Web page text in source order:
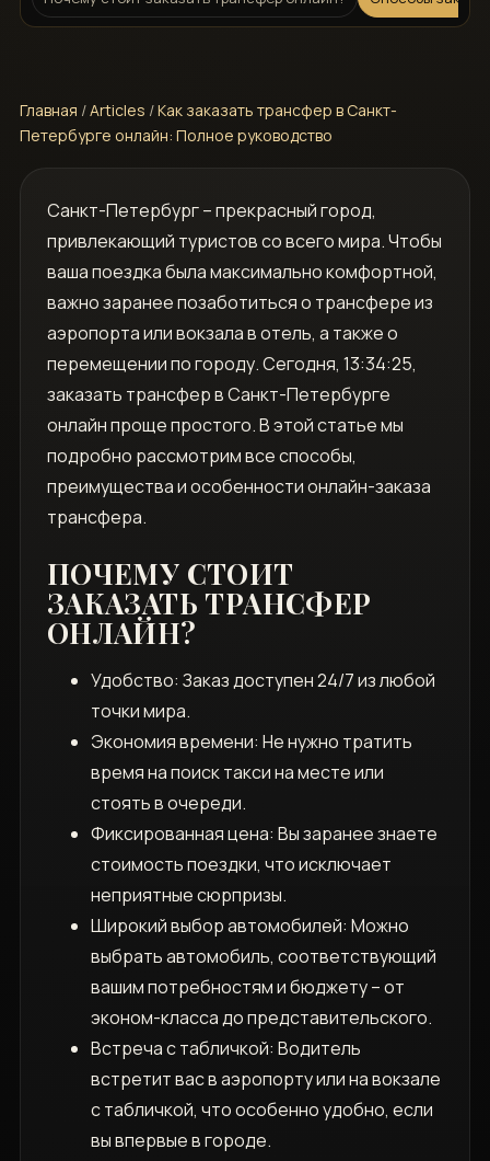
Главная /Articles /Как заказать трансфер в Санкт-
Петербурге онлайн: Полное руководство
Санкт-Петербург – прекрасный город‚
привлекающий туристов со всего мира. Чтобы
ваша поездка была максимально комфортной‚
важно заранее позаботиться о трансфере из
аэропорта или вокзала в отель‚ а также о
перемещении по городу. Сегодня‚ 13:34:25‚
заказать трансфер в Санкт-Петербурге
онлайн проще простого. В этой статье мы
подробно рассмотрим все способы‚
преимущества и особенности онлайн-заказа
трансфера.
ПОЧЕМУ СТОИТ
ЗАКАЗАТЬ ТРАНСФЕР
ОНЛАЙН?
Удобство: Заказ доступен 24/7 из любой
точки мира.
Экономия времени: Не нужно тратить
время на поиск такси на месте или
стоять в очереди.
Фиксированная цена: Вы заранее знаете
стоимость поездки‚ что исключает
неприятные сюрпризы.
Широкий выбор автомобилей: Можно
выбрать автомобиль‚ соответствующий
вашим потребностям и бюджету – от
эконом-класса до представительского.
Встреча с табличкой: Водитель
встретит вас в аэропорту или на вокзале
с табличкой‚ что особенно удобно‚ если
вы впервые в городе.